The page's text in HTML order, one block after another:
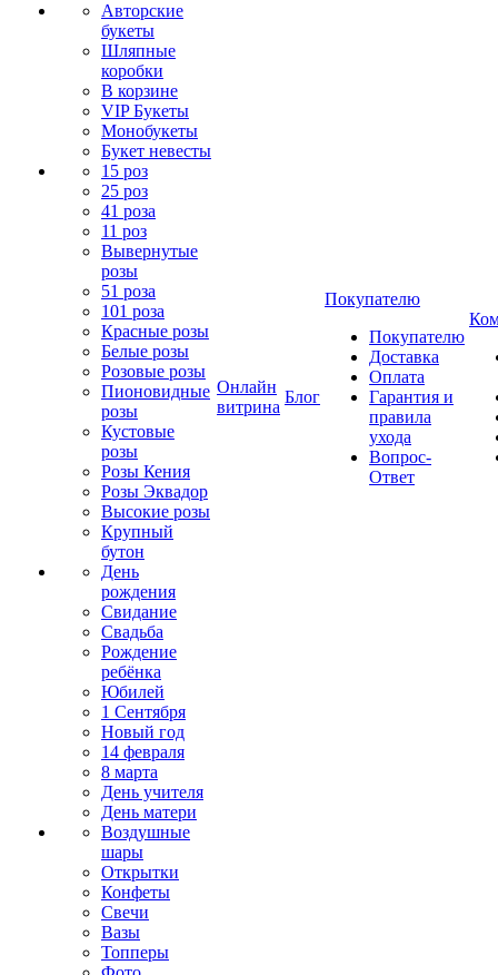
Авторские
букеты
Шляпные
коробки
В корзине
VIP Букеты
Монобукеты
Букет невесты
15 роз
25 роз
41 роза
11 роз
Вывернутые
розы
51 роза
101 роза
Красные розы
Белые розы
Розовые розы
Пионовидные
розы
Кустовые
розы
Розы Кения
Розы Эквадор
Высокие розы
Крупный
бутон
День
рождения
Свидание
Свадьба
Рождение
ребёнка
Юбилей
1 Сентября
Новый год
14 февраля
8 марта
День учителя
День матери
Воздушные
шары
Открытки
Конфеты
Свечи
Вазы
Топперы
Онлайн
витрина
Блог
Покупателю
Покупателю
Доставка
Оплата
Гарантия и
правила
ухода
Вопрос-
Ответ